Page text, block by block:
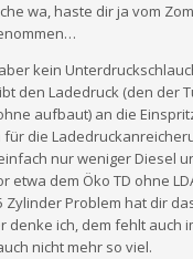
wa, haste dir ja vom
kein
den Ladedruck (den der
aufbaut) an die
die
nur weniger Diesel
etwa dem Öko TD ohne
Zylinder Problem hat dir
denke ich, dem fehlt auch
nicht mehr so viel.